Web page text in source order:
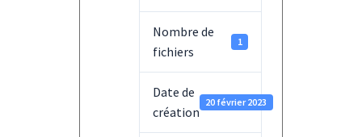
Nombre de
fichiers
1
Date de
création
20 février 2023